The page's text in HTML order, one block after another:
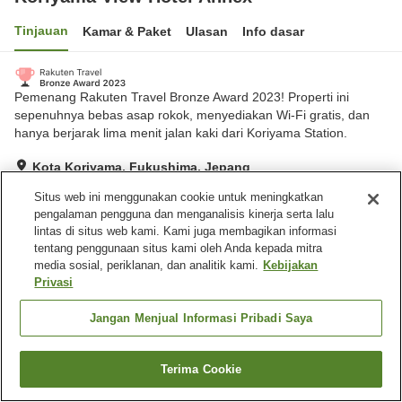
Tinjauan Kamar & Paket Ulasan Info dasar
Pemenang Rakuten Travel Bronze Award 2023! Properti ini
sepenuhnya bebas asap rokok, menyediakan Wi-Fi gratis, dan
hanya berjarak lima menit jalan kaki dari Koriyama Station.
Kota Koriyama, Fukushima, Jepang
Hebat Ulasan:1,380
Fasilitas properti
Wi-Fi
Benar-benar bebas rokok
Area tertentu bisa merokok
Beranda
Cari kamar
Situs web ini menggunakan cookie untuk meningkatkan
pengalaman pengguna dan menganalisis kinerja serta lalu
lintas di situs web kami. Kami juga membagikan informasi
tentang penggunaan situs kami oleh Anda kepada mitra
media sosial, periklanan, dan analitik kami. Kebijakan
Privasi
Jangan Menjual Informasi Pribadi Saya
Terima Cookie